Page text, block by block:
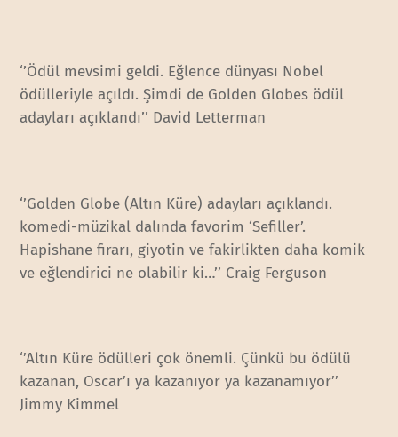
‘’Ödül mevsimi geldi. Eğlence dünyası Nobel
ödülleriyle açıldı. Şimdi de Golden Globes ödül
adayları açıklandı’’ David Letterman
‘’Golden Globe (Altın Küre) adayları açıklandı.
komedi-müzikal dalında favorim ‘Sefiller’.
Hapishane firarı, giyotin ve fakirlikten daha komik
ve eğlendirici ne olabilir ki…’’ Craig Ferguson
‘’Altın Küre ödülleri çok önemli. Çünkü bu ödülü
kazanan, Oscar’ı ya kazanıyor ya kazanamıyor’’
Jimmy Kimmel